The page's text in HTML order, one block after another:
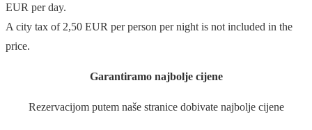
EUR per day.
A city tax of 2,50 EUR per person per night is not included in the
price.
Garantiramo najbolje cijene
Rezervacijom putem naše stranice dobivate najbolje cijene